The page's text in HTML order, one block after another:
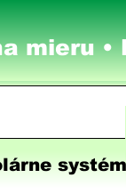
mieru •